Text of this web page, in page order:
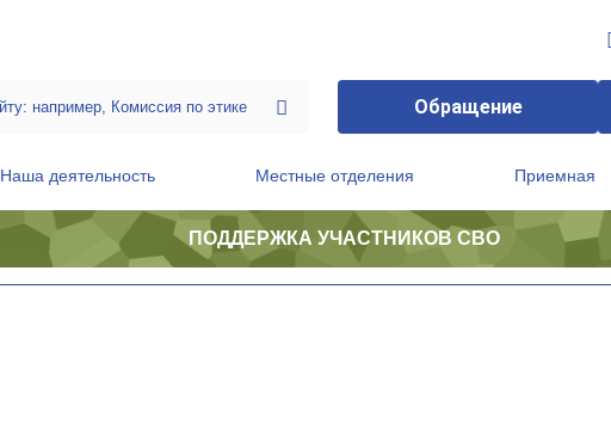
Обращение
Наша деятельность Местные отделения Приемная
ПОДДЕРЖКА УЧАСТНИКОВ СВО